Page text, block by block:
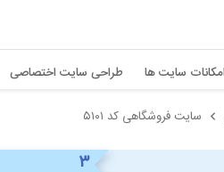
امکانات سایت ها طراحی سایت اختصاصی
سایت فروشگاهی کد ۵۱۰۱
۳